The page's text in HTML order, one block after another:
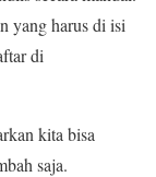
yang harus di isi
di
kita bisa
saja.